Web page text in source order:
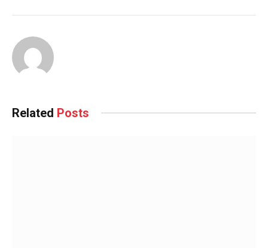
Related Posts